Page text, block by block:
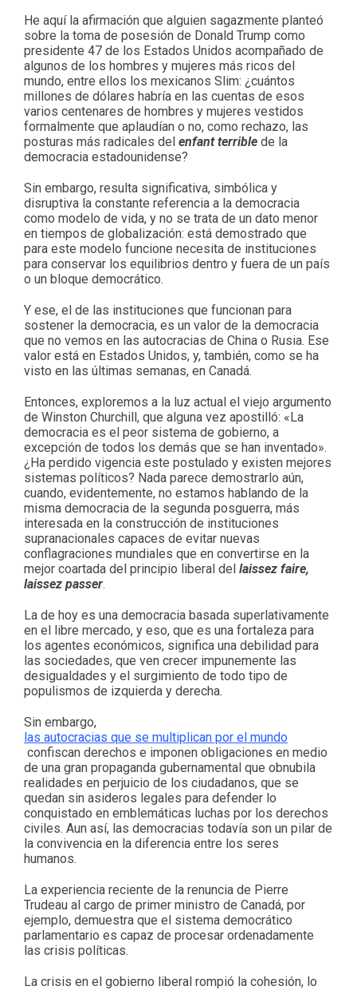
He aquí la afirmación que alguien sagazmente planteó
sobre la toma de posesión de Donald Trump como
presidente 47 de los Estados Unidos acompañado de
algunos de los hombres y mujeres más ricos del
mundo, entre ellos los mexicanos Slim: ¿cuántos
millones de dólares habría en las cuentas de esos
varios centenares de hombres y mujeres vestidos
formalmente que aplaudían o no, como rechazo, las
posturas más radicales del enfant terrible de la
democracia estadounidense?
Sin embargo, resulta significativa, simbólica y
disruptiva la constante referencia a la democracia
como modelo de vida, y no se trata de un dato menor
en tiempos de globalización: está demostrado que
para este modelo funcione necesita de instituciones
para conservar los equilibrios dentro y fuera de un país
o un bloque democrático.
Y ese, el de las instituciones que funcionan para
sostener la democracia, es un valor de la democracia
que no vemos en las autocracias de China o Rusia. Ese
valor está en Estados Unidos, y, también, como se ha
visto en las últimas semanas, en Canadá.
Entonces, exploremos a la luz actual el viejo argumento
de Winston Churchill, que alguna vez apostilló: «La
democracia es el peor sistema de gobierno, a
excepción de todos los demás que se han inventado».
¿Ha perdido vigencia este postulado y existen mejores
sistemas políticos? Nada parece demostrarlo aún,
cuando, evidentemente, no estamos hablando de la
misma democracia de la segunda posguerra, más
interesada en la construcción de instituciones
supranacionales capaces de evitar nuevas
conflagraciones mundiales que en convertirse en la
mejor coartada del principio liberal del laissez faire,
laissez passer.
La de hoy es una democracia basada superlativamente
en el libre mercado, y eso, que es una fortaleza para
los agentes económicos, significa una debilidad para
las sociedades, que ven crecer impunemente las
desigualdades y el surgimiento de todo tipo de
populismos de izquierda y derecha.
Sin embargo,
las autocracias que se multiplican por el mundo
confiscan derechos e imponen obligaciones en medio
de una gran propaganda gubernamental que obnubila
realidades en perjuicio de los ciudadanos, que se
quedan sin asideros legales para defender lo
conquistado en emblemáticas luchas por los derechos
civiles. Aun así, las democracias todavía son un pilar de
la convivencia en la diferencia entre los seres
humanos.
La experiencia reciente de la renuncia de Pierre
Trudeau al cargo de primer ministro de Canadá, por
ejemplo, demuestra que el sistema democrático
parlamentario es capaz de procesar ordenadamente
las crisis políticas.
La crisis en el gobierno liberal rompió la cohesión, lo